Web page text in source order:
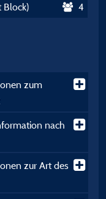
Block) 4
zum
nach
zur Art des